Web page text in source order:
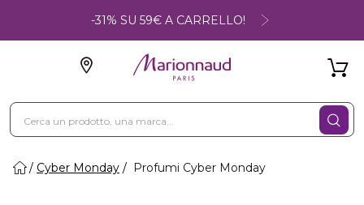
-31% SU 59€ A CARRELLO!
Cyber Monday Profumi Cyber Monday